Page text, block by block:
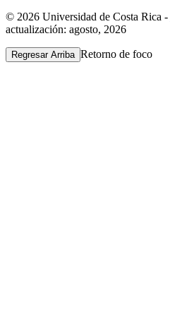
© 2026 Universidad de Costa Rica -
actualización: agosto, 2026
Regresar Arriba Retorno de foco